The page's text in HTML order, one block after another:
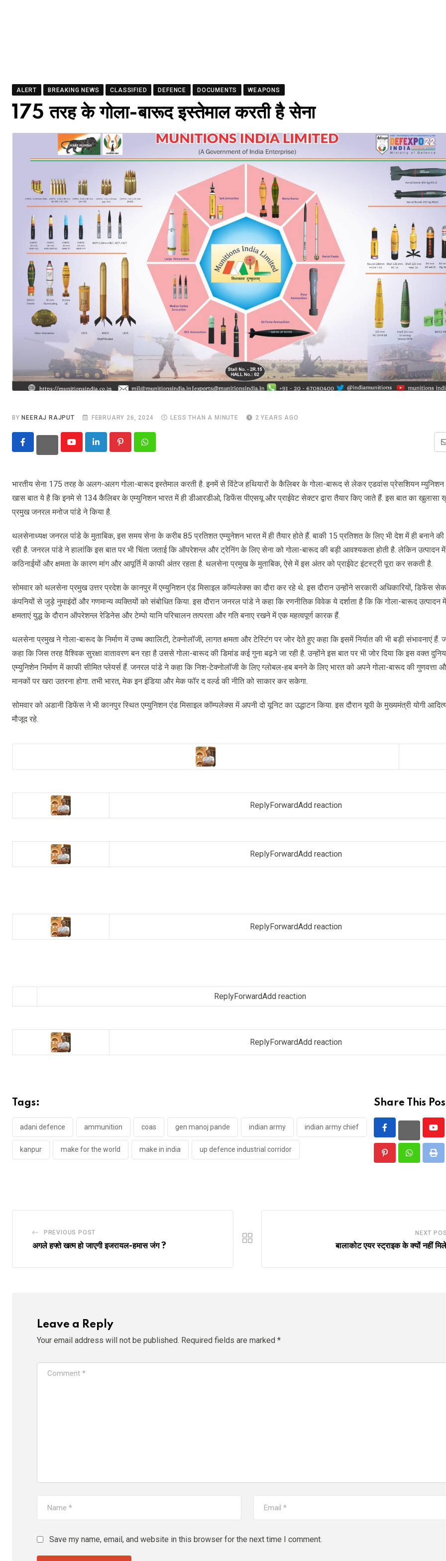
ALERT BREAKING NEWS CLASSIFIED DEFENCE DOCUMENTS WEAPONS
175 तरह के गोला-बारूद इस्तेमाल करती है सेना
BYNEERAJ RAJPUT FEBRUARY 26, 2024 LESS THAN A MINUTE 2 YEARS AGO
YoutubeLinkedIn PinterestWhatsapp
भारतीय सेना 175 तरह के अलग-अलग गोला-बारूद इस्तेमाल करती है. इनमें से विंटेज हथियारों के कैलिबर के गोला-बारूद से लेकर एडवांस प्रेसशियन म्युनिशन
खास बात ये है कि इनमे से 134 कैलिबर के एम्युनिशन भारत में ही डीआरडीओ, डिफेंस पीएसयू और प्राईवेट सेक्टर द्वारा तैयार किए जाते हैं. इस बात का
प्रमुख जनरल मनोज पांडे ने किया है.
थलसेनाध्यक्ष जनरल पांडे के मुताबिक, इस समय सेना के करीब 85 प्रतिशत एम्युनेशन भारत में ही तैयार होते हैं. बाकी 15 प्रतिशत के लिए भी देश में ही बनाने की
रही है. जनरल पांडे ने हालांकि इस बात पर भी चिंता जताई कि ऑपरेशन्ल और ट्रेनिंग के लिए सेना को गोला-बारूद की बड़ी आवश्यकता होती है. लेकिन उत्पादन
कठिनाईयों और क्षमता के कारण मांग और आपूर्ति में काफी अंतर रहता है. थलसेना प्रमुख के मुताबिक, ऐसे में इस अंतर को प्राईवेट इंटस्ट्री पूरा कर सकती है.
सोमवार को थलसेना प्रमुख उत्तर प्रदेश के कानपुर में एम्युनिशन एंड मिसाइल कॉम्पलेक्स का दौरा कर रहे थे. इस दौरान उन्होंने सरकारी अधिकारियों, डिफेंस
कंपनियों से जुड़े नुमाइंदों और गणमान्य व्यक्तियों को संबोधित किया. इस दौरान जनरल पांडे ने कहा कि रणनीतिक विवेक ये दर्शाता है कि कि गोला-बारूद उत्पादन
क्षमताएं युद्ध के दौरान ऑपरेशन्ल रेडिनेस और टेम्पो यानि परिचालन तत्परता और गति बनाए रखने में एक महत्वपूर्ण कारक हैं.
थलसेना प्रमुख ने गोला-बारूद के निर्माण में उच्च क्वालिटी, टेक्नोलॉजी, लागत क्षमता और टेस्टिंग पर जोर देते हुए कहा कि इसमें निर्यात की भी बड़ी संभावनाएं हैं.
कहा कि जिस तरह वैश्विक सुरक्षा वातावरण बन रहा है उससे गोला-बारूद की डिमांड कई गुना बढ़ने जा रही है. उन्होंने इस बात पर भी जोर दिया कि इस वक्त
एम्युनिशेन निर्माण में काफी सीमित प्लेयर्स हैं. जनरल पांडे ने कहा कि निश-टेक्नोलॉजी के लिए ग्लोबल-हब बनने के लिए भारत को अपने गोला-बारूद की गुणवत्ता
मानकों पर खरा उतरना होगा. तभी भारत, मेक इन इंडिया और मेक फॉर द वर्ल्ड की नीति को साकार कर सकेगा.
सोमवार को अडानी डिफेंस ने भी कानपुर स्थित एम्युनिशन एंड मिसाइल कॉम्पलेक्स में अपनी दो यूनिट का उद्धाटन किया. इस दौरान यूपी के मुख्यमंत्री योगी
मौजूद रहे.
ReplyForwardAdd reaction
ReplyForwardAdd reaction
ReplyForwardAdd reaction
ReplyForwardAdd reaction
ReplyForwardAdd reaction
Tags:
adani defence ammunition coas gen manoj pande indian army indian army chief
kanpur make for the world make in india up defence industrial corridor
Share This
PinterestWhatsapp
PREVIOUS POST
अगले हफ्ते खत्म हो जाएगी इजरायल-हमास जंग ?
NEXT
बालाकोट एयर स्ट्राइक के क्यों नहीं
Leave a Reply
Your email address will not be published. Required fields are marked *
Save my name, email, and website in this browser for the next time I comment.